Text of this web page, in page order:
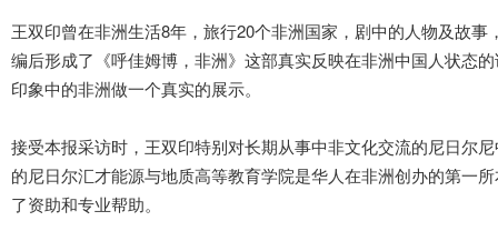
王双印曾在非洲生活8年，旅行20个非洲国家，剧中的人物及故
编后形成了《呼佳姆博，非洲》这部真实反映在非洲中国人状态
印象中的非洲做一个真实的展示。
接受本报采访时，王双印特别对长期从事中非文化交流的尼日尔
的尼日尔汇才能源与地质高等教育学院是华人在非洲创办的第一
了资助和专业帮助。